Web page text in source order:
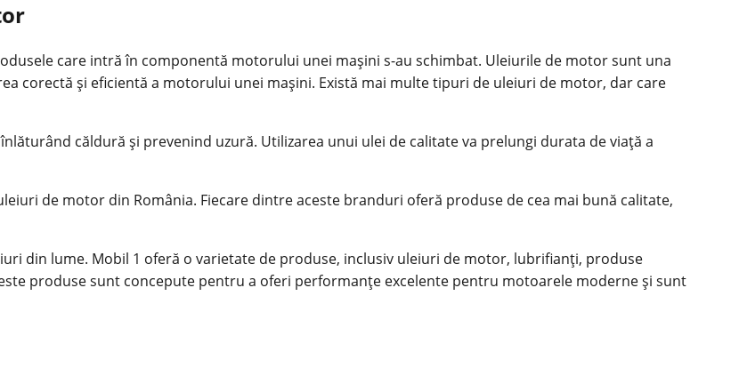
care intră în componentă motorului unei mașini s-au schimbat. Uleiurile de motor sunt una
corectă și eficientă a motorului unei mașini. Există mai multe tipuri de uleiuri de motor, dar care
căldură și prevenind uzură. Utilizarea unui ulei de calitate va prelungi durata de viață a
de motor din România. Fiecare dintre aceste branduri oferă produse de cea mai bună calitate,
din lume. Mobil 1 oferă o varietate de produse, inclusiv uleiuri de motor, lubrifianți, produse
produse sunt concepute pentru a oferi performanțe excelente pentru motoarele moderne și sunt